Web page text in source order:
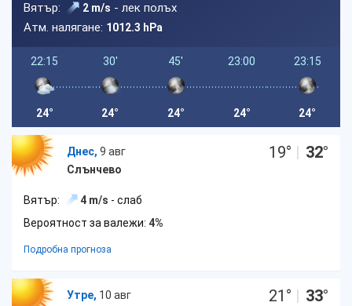
Вятър: 2 m/s - лек полъх
Атм. налягане: 1012.3 hPa
22:15
24°
30'
24°
45'
24°
23:00
24°
23:15
24°
Днес, 9 авг
Слънчево
19° | 32°
Вятър: 4 m/s - слаб
Вероятност за валежи: 4%
Подробна прогноза
Утре, 10 авг
21 ° | 33°